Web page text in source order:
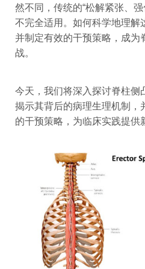
然不同，传统的“松解紧张、
不完全适用。如何科学地理解
并制定有效的干预策略，成为
战。
今天，我们将深入探讨脊柱侧
揭示其背后的病理生理机制，
的干预策略，为临床实践提供